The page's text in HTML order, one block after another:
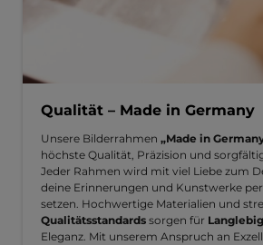
Qualität – Made in Germany
Unsere Bilderrahmen „Made in
höchste Qualität, Präzision und
Jeder Rahmen wird mit viel Liebe zum
deine Erinnerungen und Kunstwerke
setzen. Hochwertige Materialien und
Qualitätsstandards sorgen für
Eleganz. Mit unserem Anspruch an